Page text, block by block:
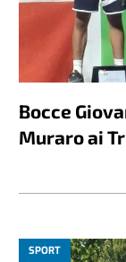
Bocce
Muraro ai
SPORT